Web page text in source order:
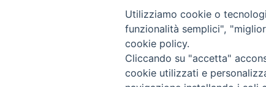
Diocesi di
Conversano Monopoli
Utilizziamo cookie o
funzionalità semplici",
cookie policy.
Cliccando su "accetta"
cookie utilizzati e